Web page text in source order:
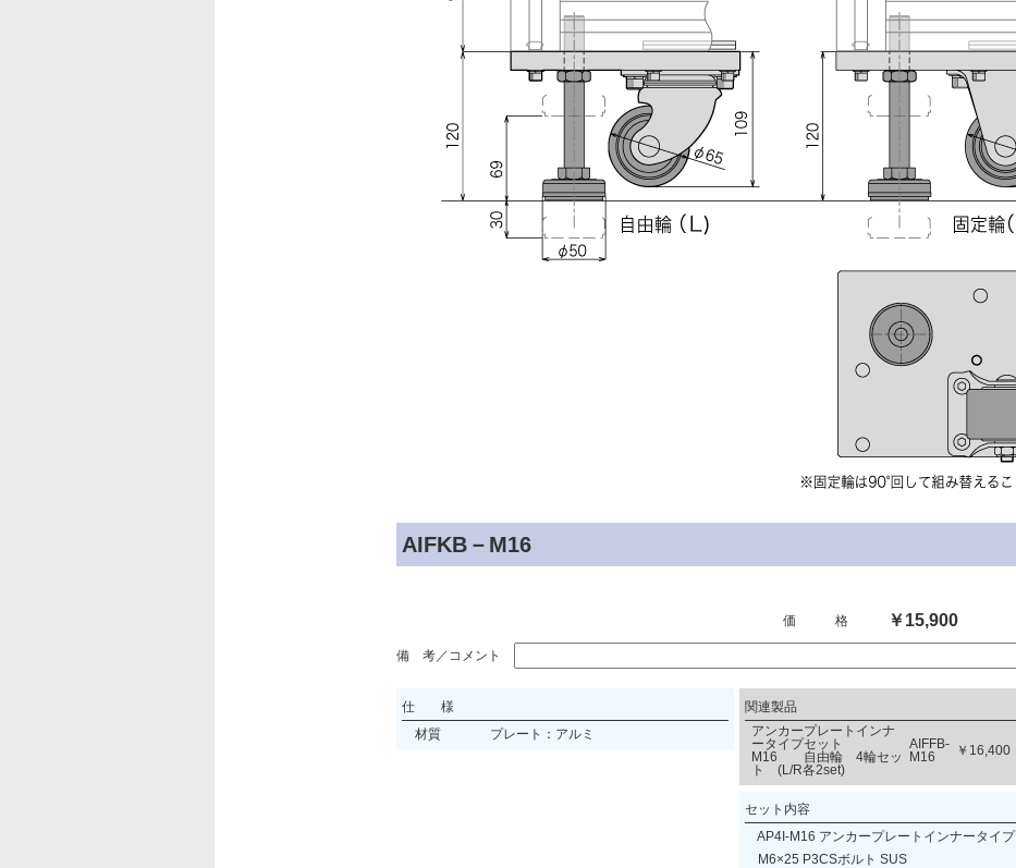
AIFKB－M16
価 格 ￥15,900
備 考／コメント
仕 様
材質
プレート：アルミ
関連製品
アンカープレートインナ
ータイプセット
M16 自由輪 4輪セッ
ト (L/R各2set)
AIFFB-
M16
￥16,400
セット内容
AP4I-M16 アンカープレートインナータイプ
M6×25 P3CSボルト SUS